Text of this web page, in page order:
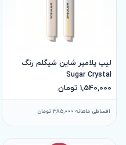
لیپ پلامپر شاین شیگلم رنگ
Sugar Crystal
1,540,000 تومان
اقساطی ماهانه 385,000 تومان